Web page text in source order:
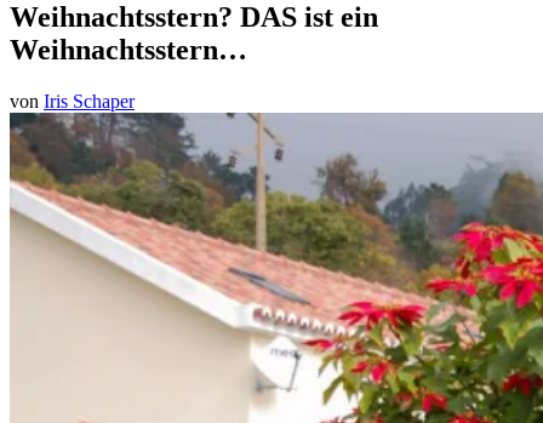
Weihnachtsstern? DAS ist ein
Weihnachtsstern…
von Iris Schaper